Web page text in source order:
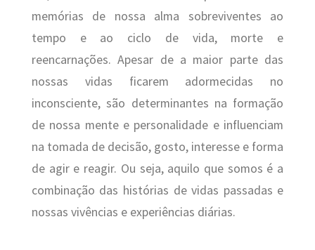
memórias de nossa alma sobreviventes ao
tempo e ao ciclo de vida, morte e
reencarnações. Apesar de a maior parte das
nossas vidas ficarem adormecidas no
inconsciente, são determinantes na formação
de nossa mente e personalidade e influenciam
na tomada de decisão, gosto, interesse e forma
de agir e reagir. Ou seja, aquilo que somos é a
combinação das histórias de vidas passadas e
nossas vivências e experiências diárias.